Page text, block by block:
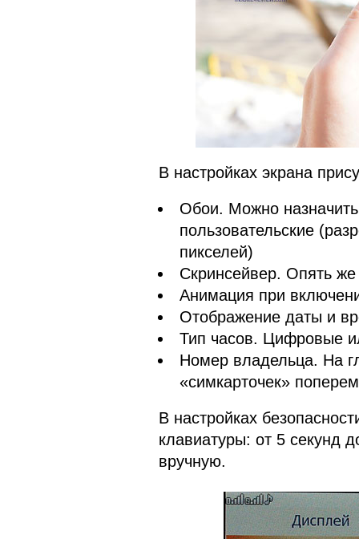
В настройках экрана
Обои. Можно
пользовательские
пикселей)
Скринсейвер. Опять же
Анимация при
Отображение даты и
Тип часов. Цифровые
Номер владельца. На
«симкарточек»
В настройках
клавиатуры: от 5 секунд
вручную.